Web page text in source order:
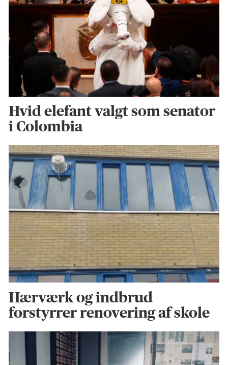
Hvid elefant valgt som senator
i Colombia
Hærværk og indbrud
forstyrrer renovering af skole